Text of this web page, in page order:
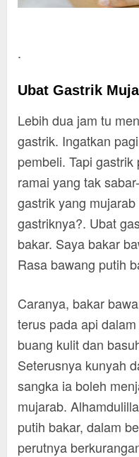
.
Ubat Gastrik
Lebih dua jam tu
gastrik. Ingatkan
pembeli. Tapi
ramai yang tak
gastrik yang
gastriknya?. Ubat
bakar. Saya bakar
Rasa bawang putih
Caranya, bakar
terus pada api
buang kulit dan
Seterusnya kunyah
sangka ia boleh
mujarab.
putih bakar, dalam
perutnya